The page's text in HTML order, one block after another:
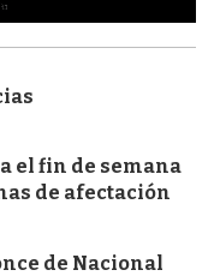
el fin de semana
de afectación
de Nacional